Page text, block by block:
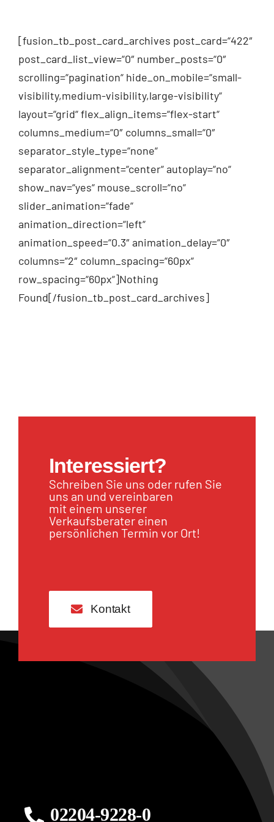
[fusion_tb_post_card_archives post_card=“422″
post_card_list_view=“0″ number_posts=“0″
scrolling=“pagination“ hide_on_mobile=“small-
visibility,medium-visibility,large-visibility“
layout=“grid“ flex_align_items=“flex-start“
columns_medium=“0″ columns_small=“0″
separator_style_type=“none“
separator_alignment=“center“ autoplay=“no“
show_nav=“yes“ mouse_scroll=“no“
slider_animation=“fade“
animation_direction=“left“
animation_speed=“0.3″ animation_delay=“0″
columns=“2″ column_spacing=“60px“
row_spacing=“60px“]Nothing
Found[/fusion_tb_post_card_archives]
Interessiert?
Schreiben Sie uns oder rufen Sie
uns an und vereinbaren
mit einem unserer
Verkaufsberater einen
persönlichen Termin vor Ort!
Kontakt
02204-9228-0